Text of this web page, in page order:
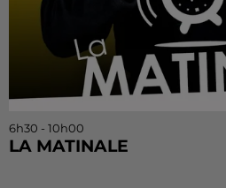
6h30 - 10h00
LA MATINALE